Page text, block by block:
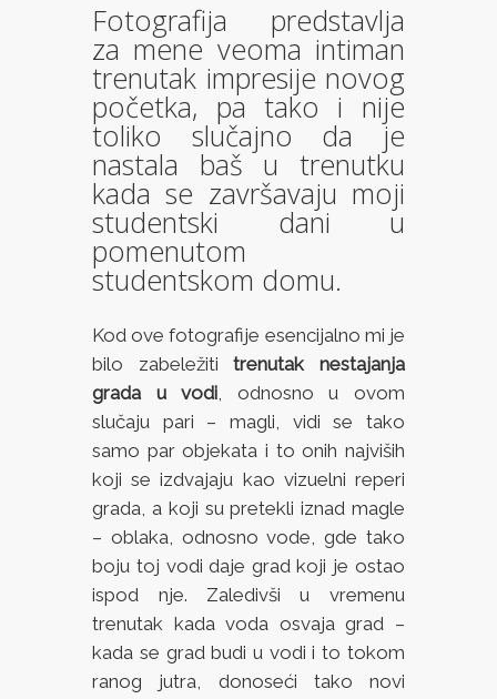
Fotografija predstavlja
za mene veoma intiman
trenutak impresije novog
početka, pa tako i nije
toliko slučajno da je
nastala baš u trenutku
kada se završavaju moji
studentski dani u
pomenutom
studentskom domu.
Kod ove fotografije esencijalno mi je
bilo zabeležiti trenutak nestajanja
grada u vodi, odnosno u ovom
slučaju pari – magli, vidi se tako
samo par objekata i to onih najviših
koji se izdvajaju kao vizuelni reperi
grada, a koji su pretekli iznad magle
– oblaka, odnosno vode, gde tako
boju toj vodi daje grad koji je ostao
ispod nje. Zaledivši u vremenu
trenutak kada voda osvaja grad –
kada se grad budi u vodi i to tokom
ranog jutra, donoseći tako novi